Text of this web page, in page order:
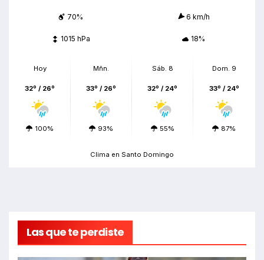
70% 6 km/h
1015 hPa 18%
Hoy
32º / 26º
100%
Mñn.
33º / 26º
93%
Sáb. 8
32º / 24º
55%
Dom. 9
33º / 24º
87%
Clima en Santo Domingo
Las que te perdiste